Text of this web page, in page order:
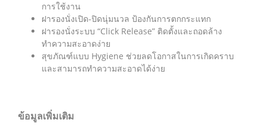
การใช้งาน
ฝารองนั่งเปิด-ปิดนุ่มนวล ป้องกันการตกกระแทก
ฝารองนั่งระบบ “Click Release” ติดตั้งและถอดล้าง
ทำความสะอาดง่าย
สุขภัณฑ์แบบ Hygiene ช่วยลดโอกาสในการเกิดคราบ
และสามารถทำความสะอาดได้ง่าย
ข้อมูลเพิ่มเติม